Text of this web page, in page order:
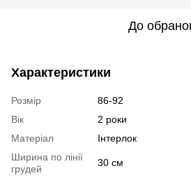
До
Характеристики
Розмір
86-92
Вік
2 роки
Матеріал
Інтерлок
Ширина по лінії
грудей
30 см